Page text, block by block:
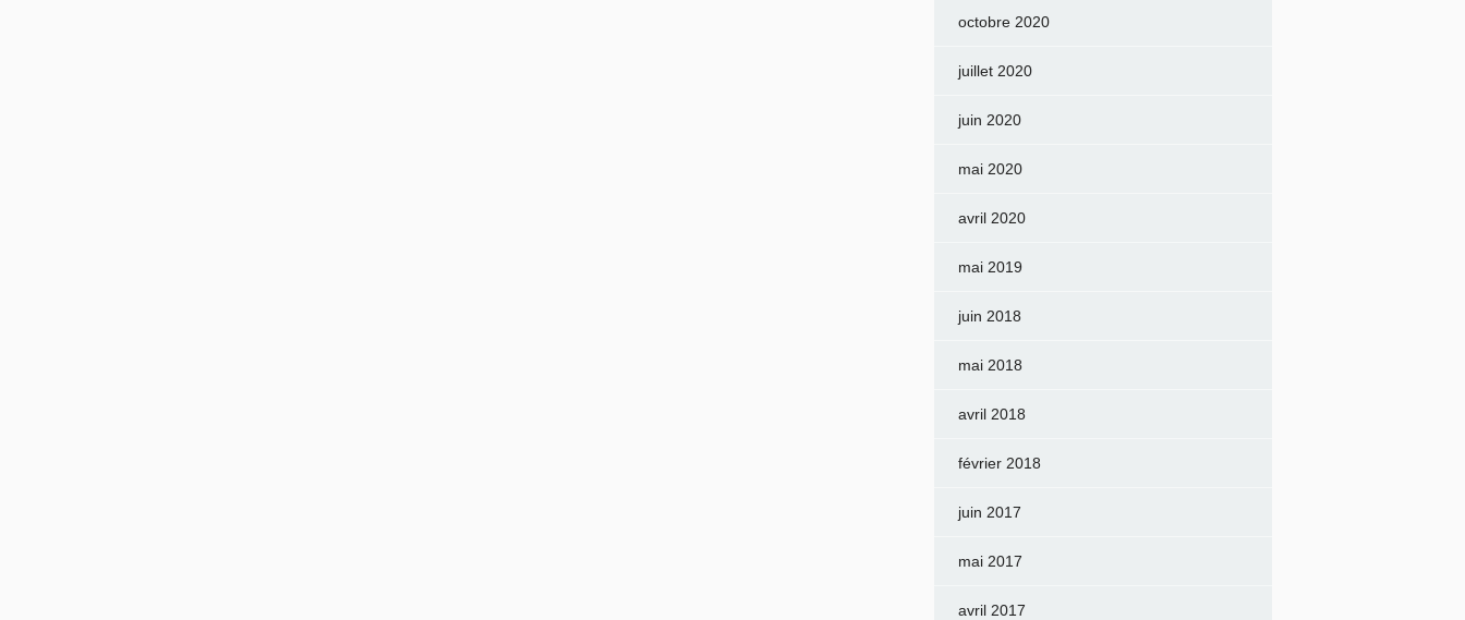
octobre 2020
juillet 2020
juin 2020
mai 2020
avril 2020
mai 2019
juin 2018
mai 2018
avril 2018
février 2018
juin 2017
mai 2017
avril 2017